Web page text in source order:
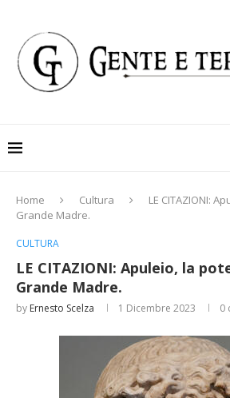
Home Cultura
LE CITAZIONI:
Grande Madre.
CULTURA
LE CITAZIONI: Apuleio, la
Grande Madre.
by Ernesto Scelza 1 Dicembre 2023 0